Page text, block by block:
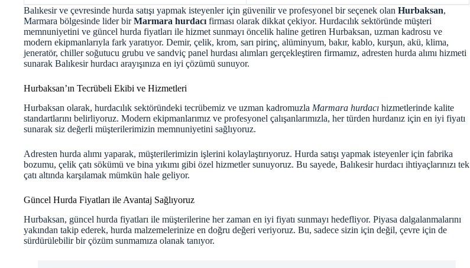
Balıkesir ve çevresinde hurda satışı yapmak isteyenler için güvenilir ve profesyonel bir seçenek olan Hurbaksan,
Marmara bölgesinde lider birMarmara hurdacı firması olarak dikkat çekiyor. Hurdacılık sektöründe müşteri
memnuniyetini ve güncel hurda fiyatları ile hizmet sunmayı öncelik haline getiren Hurbaksan, uzman kadrosu ve
modern ekipmanlarıyla fark yaratıyor. Demir, çelik, krom, sarı pirinç, alüminyum, bakır, kablo, kurşun, akü, klima,
jeneratör, chiller soğutucu grubu ve sandviç panel hurdası alımları gerçekleştiren firmamız, adresten hurda alımı hizmeti
sunarak Balıkesir hurdacı arayışınıza en iyi çözümü sunuyor.
Hurbaksan’ın Tecrübeli Ekibi ve Hizmetleri
Hurbaksan olarak, hurdacılık sektöründeki tecrübemiz ve uzman kadromuzla Marmara hurdacı hizmetlerinde kalite
standartlarını belirliyoruz. Modern ekipmanlarımız ve profesyonel çalışanlarımızla, her türden hurdanız için en iyi fiyatı
sunarak siz değerli müşterilerimizin memnuniyetini sağlıyoruz.
Adresten hurda alımı yaparak, müşterilerimizin işlerini kolaylaştırıyoruz. Hurda satışı yapmak isteyenler için fabrika
bozumu, çelik çatı sökümü ve bina yıkımı gibi özel hizmetler sunuyoruz. Bu sayede, Balıkesir hurdacı ihtiyaçlarınızı tek
çatı altında karşılamak mümkün hale geliyor.
Güncel Hurda Fiyatları ile Avantaj Sağlıyoruz
Hurbaksan, güncel hurda fiyatları ile müşterilerine her zaman en iyi fiyatı sunmayı hedefliyor. Piyasa dalgalanmalarını
yakından takip ederek, hurda malzemelerinize en doğru değeri veriyoruz. Bu, sadece sizin için değil, çevre için de
sürdürülebilir bir çözüm sunmamıza olanak tanıyor.